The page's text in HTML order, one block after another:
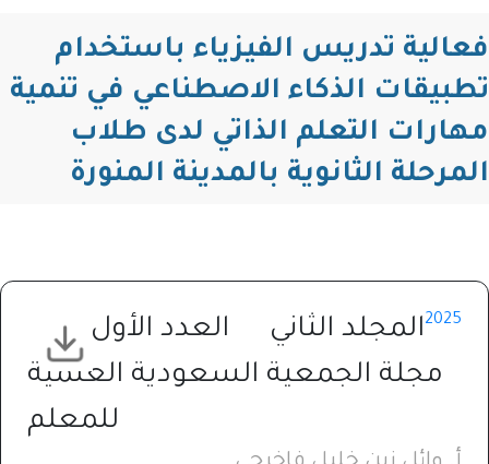
فعالية تدريس الفيزياء باستخدام
تطبيقات الذكاء الاصطناعي في تنمية
مهارات التعلم الذاتي لدى طلاب
المرحلة الثانوية بالمدينة المنورة
2025المجلد الثاني
العدد الأول
مجلة الجمعية السعودية العلمية
للمعلم